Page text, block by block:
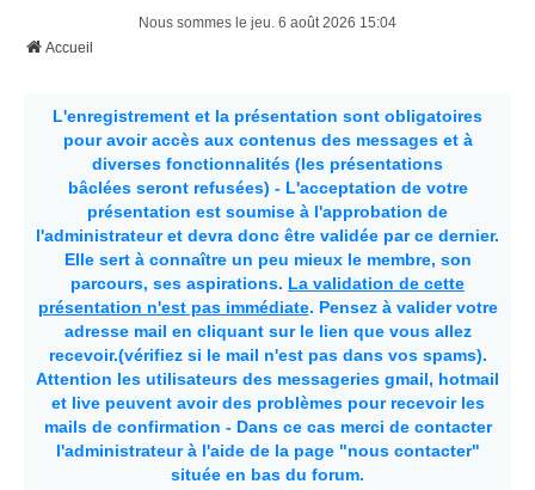
Nous sommes le jeu. 6 août 2026 15:04
Accueil
L'enregistrement et la présentation sont obligatoires
pour avoir accès aux contenus des messages et à
diverses fonctionnalités (les présentations
bâclées seront refusées) - L'acceptation de votre
présentation est soumise à l'approbation de
l'administrateur et devra donc être validée par ce dernier.
Elle sert à connaître un peu mieux le membre, son
parcours, ses aspirations. La validation de cette
présentation n'est pas immédiate. Pensez à valider votre
adresse mail en cliquant sur le lien que vous allez
recevoir.(vérifiez si le mail n'est pas dans vos spams).
Attention les utilisateurs des messageries gmail, hotmail
et live peuvent avoir des problèmes pour recevoir les
mails de confirmation - Dans ce cas merci de contacter
l'administrateur à l'aide de la page "nous contacter"
située en bas du forum.